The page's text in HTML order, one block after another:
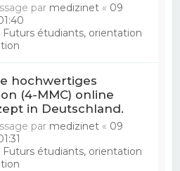
par medizinet « 09
Futurs étudiants, orientation
hochwertiges
(4-MMC) online
in Deutschland.
par medizinet « 09
Futurs étudiants, orientation